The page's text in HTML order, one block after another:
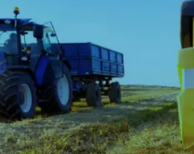
klimaatverandering
van CO2
zonder aardgas
bedrijventerrein